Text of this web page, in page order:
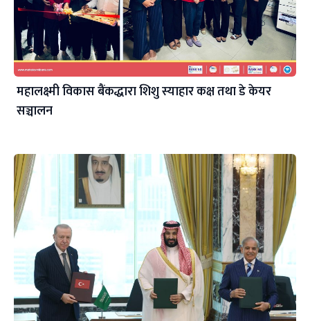
महालक्ष्मी विकास बैंकद्धारा शिशु स्याहार कक्ष तथा डे केयर
सञ्चालन